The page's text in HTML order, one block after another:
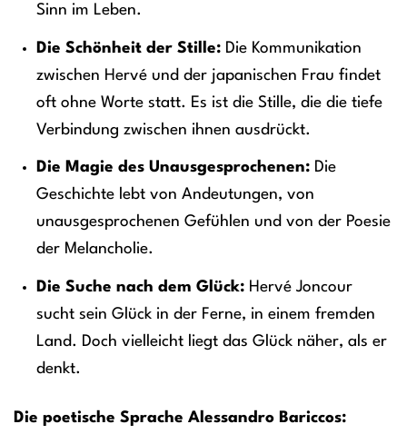
Sinn im Leben.
Die Schönheit der Stille:Die Kommunikation
zwischen Hervé und der japanischen Frau findet
oft ohne Worte statt. Es ist die Stille, die die tiefe
Verbindung zwischen ihnen ausdrückt.
Die Magie des Unausgesprochenen:Die
Geschichte lebt von Andeutungen, von
unausgesprochenen Gefühlen und von der Poesie
der Melancholie.
Die Suche nach dem Glück:Hervé Joncour
sucht sein Glück in der Ferne, in einem fremden
Land. Doch vielleicht liegt das Glück näher, als er
denkt.
Die poetische Sprache Alessandro Bariccos: